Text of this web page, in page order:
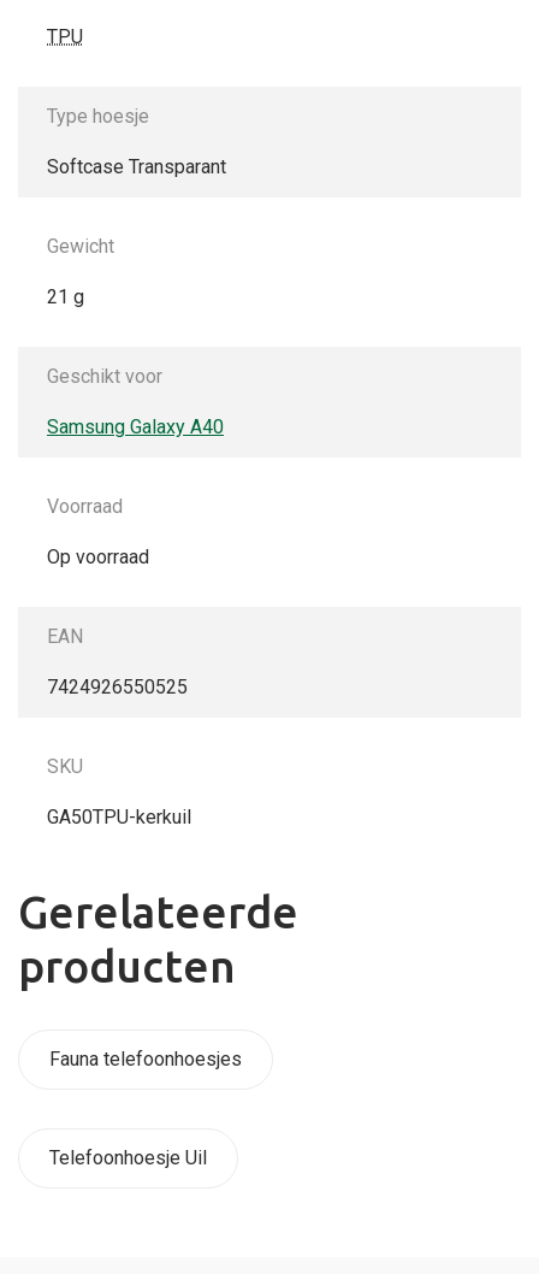
TPU
Type hoesje
Softcase Transparant
Gewicht
21 g
Geschikt voor
Samsung Galaxy A40
Voorraad
Op voorraad
EAN
7424926550525
SKU
GA50TPU-kerkuil
Gerelateerde
producten
Fauna telefoonhoesjes
Telefoonhoesje Uil